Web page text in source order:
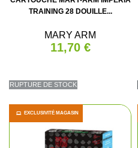
TRAINING 28 DOUILLE...
MARY ARM
11,70 €
RUPTURE DE STOCK
EXCLUSIVITÉ MAGASIN